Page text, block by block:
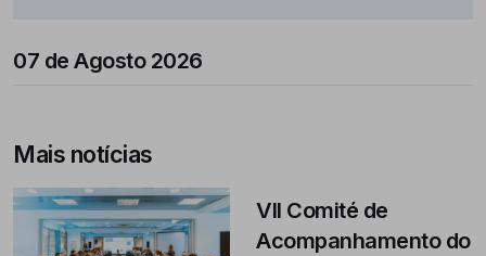
07 de Agosto 2026
Mais notícias
VII Comité de
Acompanhamento do